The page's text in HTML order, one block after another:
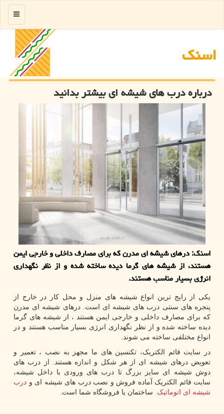
اسنك
منو
درباره درب های شیشه ای بیشتر بدانید
اسنك: درهای شیشه ای مدرن كه برای مصارف داخلی و خارجی ایمن
هستند، از شیشه های گرما دیده ساخته شده و از نظر نگهداری
انرژی بسیار مناسب هستند.
یکی از رایج ترین انواع شیشه های منزل و محل کار در خارج از
پنجره های سنتی درب های شیشه ای است. درهای شیشه ای مدرن
که برای مصارف داخلی و خارجی ایمن هستند ، از شیشه های گرما
دیده ساخته شده و از نظر نگهداری انرژی بسیار مناسب هستند و در
انواع مختلفی ساخته می شوند.
در سایت قائم الکتریک، تکنسین های ما مجهز به نصب ، تعمیر و
تعویض درهای شیشه ای از هر شکل و اندازه هستند. از درب های
دوش شیشه ای سایز بزرگ تا درب های ورودی با داخل شیشه،
سایت قائم الکتریک آماده فروش و نصب درب های شیشه ای و درب
شیشه ای اتوماتیک ساختمان یا فروشگاه شما است.